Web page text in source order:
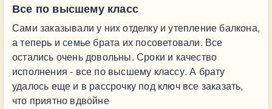
Все по высшему класс
Сами заказывали у них отделку и утепление балкона,
а теперь и семье брата их посоветовали. Все
остались очень довольны. Сроки и качество
исполнения - все по высшему классу. А брату
удалось еще и в рассрочку под ключ все заказать,
что приятно вдвойне